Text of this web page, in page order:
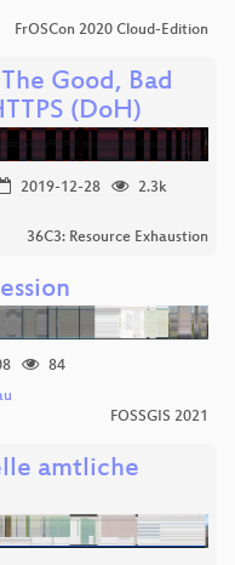
FrOSCon 2020 Cloud-Edition
Good, Bad
(DoH)
2019-12-28
2.3k
36C3: Resource Exhaustion
84
FOSSGIS 2021
amtliche